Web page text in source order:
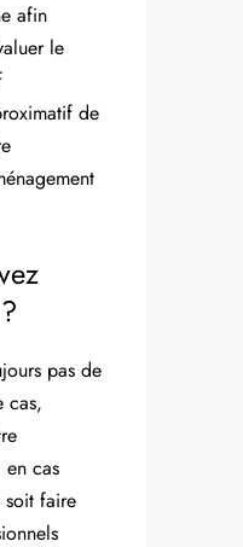
afin
le
de
pas de
cas,
en cas
soit faire